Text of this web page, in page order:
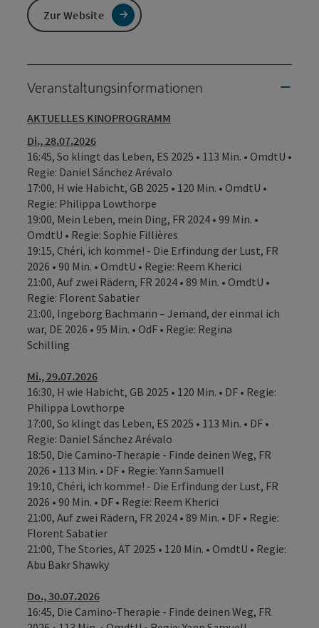
Veranstaltungsinformationen
AKTUELLES KINOPROGRAMM
Di., 28.07.2026
16:45, So klingt das Leben, ES 2025 • 113 Min. • OmdtU •
Regie: Daniel Sánchez Arévalo
17:00, H wie Habicht, GB 2025 • 120 Min. • OmdtU •
Regie: Philippa Lowthorpe
19:00, Mein Leben, mein Ding, FR 2024 • 99 Min. •
OmdtU • Regie: Sophie Fillières
19:15, Chéri, ich komme! - Die Erfindung der Lust, FR
2026 • 90 Min. • OmdtU • Regie: Reem Kherici
21:00, Auf zwei Rädern, FR 2024 • 89 Min. • OmdtU •
Regie: Florent Sabatier
21:00, Ingeborg Bachmann – Jemand, der einmal ich
war, DE 2026 • 95 Min. • OdF • Regie: Regina
Schilling
Mi., 29.07.2026
16:30, H wie Habicht, GB 2025 • 120 Min. • DF • Regie:
Philippa Lowthorpe
17:00, So klingt das Leben, ES 2025 • 113 Min. • DF •
Regie: Daniel Sánchez Arévalo
18:50, Die Camino-Therapie - Finde deinen Weg, FR
2026 • 113 Min. • DF • Regie: Yann Samuell
19:10, Chéri, ich komme! - Die Erfindung der Lust, FR
2026 • 90 Min. • DF • Regie: Reem Kherici
21:00, Auf zwei Rädern, FR 2024 • 89 Min. • DF • Regie:
Florent Sabatier
21:00, The Stories, AT 2025 • 120 Min. • OmdtU • Regie:
Abu Bakr Shawky
Do., 30.07.2026
16:45, Die Camino-Therapie - Finde deinen Weg, FR
Zur Website